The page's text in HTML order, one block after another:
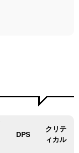
DPS
クリテ
ィカル